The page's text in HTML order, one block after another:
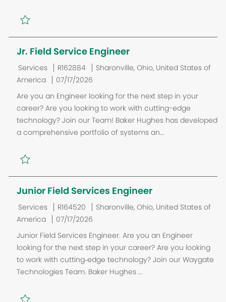
e
Jr. Field Service Engineer
C
a
t
g
e
Services
J
o
b
D
R162884
E
a
c
n
t
Sharonville, Ohio, United States of
America
P
o
t
t
e
07/17/2026
Are you an Engineer looking for the next step in your
career? Are you looking to work with cutting-edge
technology? Join our Team! Baker Hughes has developed
a comprehensive portfolio of systems an...
Junior Field Services Engineer
C
a
t
é
g
o
Services
J
o
b
I
R164520
E
a
c
Sharonville, Ohio, United States of
America
P
o
s
07/17/2026
Junior Field Services Engineer. Are you an Engineer
looking for the next step in your career? Are you looking
to work with cutting‑edge technology? Join our Waygate
Technologies Team. Baker Hughes ...